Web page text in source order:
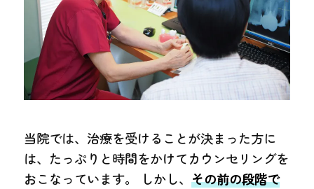
当院では、治療を受けることが決まった方に
は、たっぷりと時間をかけてカウンセリングを
おこなっています。 しかし、その前の段階で